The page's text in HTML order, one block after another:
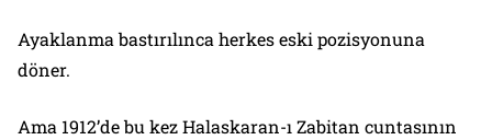
Ayaklanma bastırılınca herkes eski pozisyonuna
döner.
Ama 1912’de bu kez Halaskaran-ı Zabitan cuntasının